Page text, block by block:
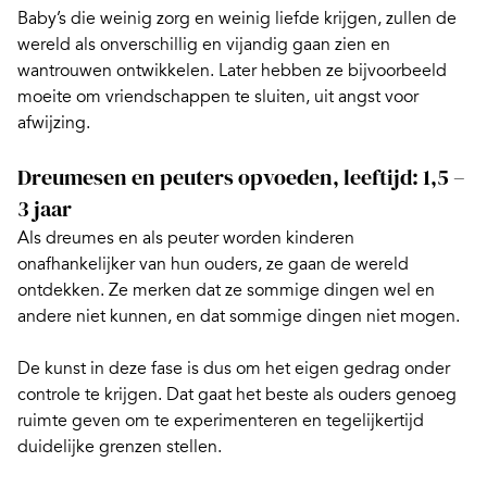
Baby’s die weinig zorg en weinig liefde krijgen, zullen de
wereld als onverschillig en vijandig gaan zien en
wantrouwen ontwikkelen. Later hebben ze bijvoorbeeld
moeite om vriendschappen te sluiten, uit angst voor
afwijzing.
Dreumesen en peuters opvoeden, leeftijd: 1,5 –
3 jaar
Als dreumes en als peuter worden kinderen
onafhankelijker van hun ouders, ze gaan de wereld
ontdekken. Ze merken dat ze sommige dingen wel en
andere niet kunnen, en dat sommige dingen niet mogen.
De kunst in deze fase is dus om het eigen gedrag onder
controle te krijgen. Dat gaat het beste als ouders genoeg
ruimte geven om te experimenteren en tegelijkertijd
duidelijke grenzen stellen.